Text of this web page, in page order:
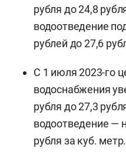
рубля до 24,8
водоотведение
рублей до 27,6
С 1 июля 2023-го
водоснабжения
рубля до 27,3
водоотведение —
рубля за куб. метр.